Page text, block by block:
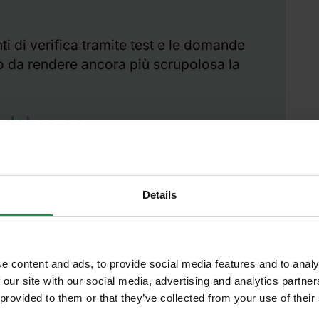
Details
content and ads, to provide social media features and to
site with our social media, advertising and analytics
to them or that they’ve collected from your use of
di verifica tramite test e le domande
rendere ancora più scrupolosa la
corso
periodo di tempo indicato e salvo
il corso non concluso verrà
in piattaforma "Attestato di
nazionale come credito
il ruolo ricoperto in azienda.
in anteprima
scadenze,